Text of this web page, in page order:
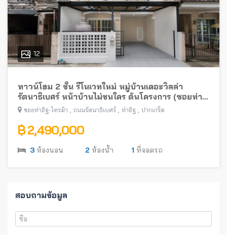
12
ทาวน์โฮม 2 ชั้น รีโนเวทใหม่ หมู่บ้านเดอะวิลล่า
รัตนาธิเบศร์ หน้าบ้านไม่ชนใคร ต้นโครงการ (ซอยท่า
อิฐ-ไทรม้า) พร้อมอยู่ ใกล้รถไฟฟ้าสายสีม่วง
ซอยท่าอิฐ-ไทรม้า ถนนรัตนาธิเบศร์ ท่าอิฐ ปากเกร็ด
฿ 2,490,000
3 ห้องนอน 2 ห้องน้ำ 1 ที่จอดรถ
สอบถามข้อมูล